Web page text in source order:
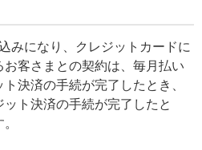
みになり、クレジットカードに
客さまとの契約は、毎月払い
決済の手続が完了したとき、
ト決済の手続が完了したと